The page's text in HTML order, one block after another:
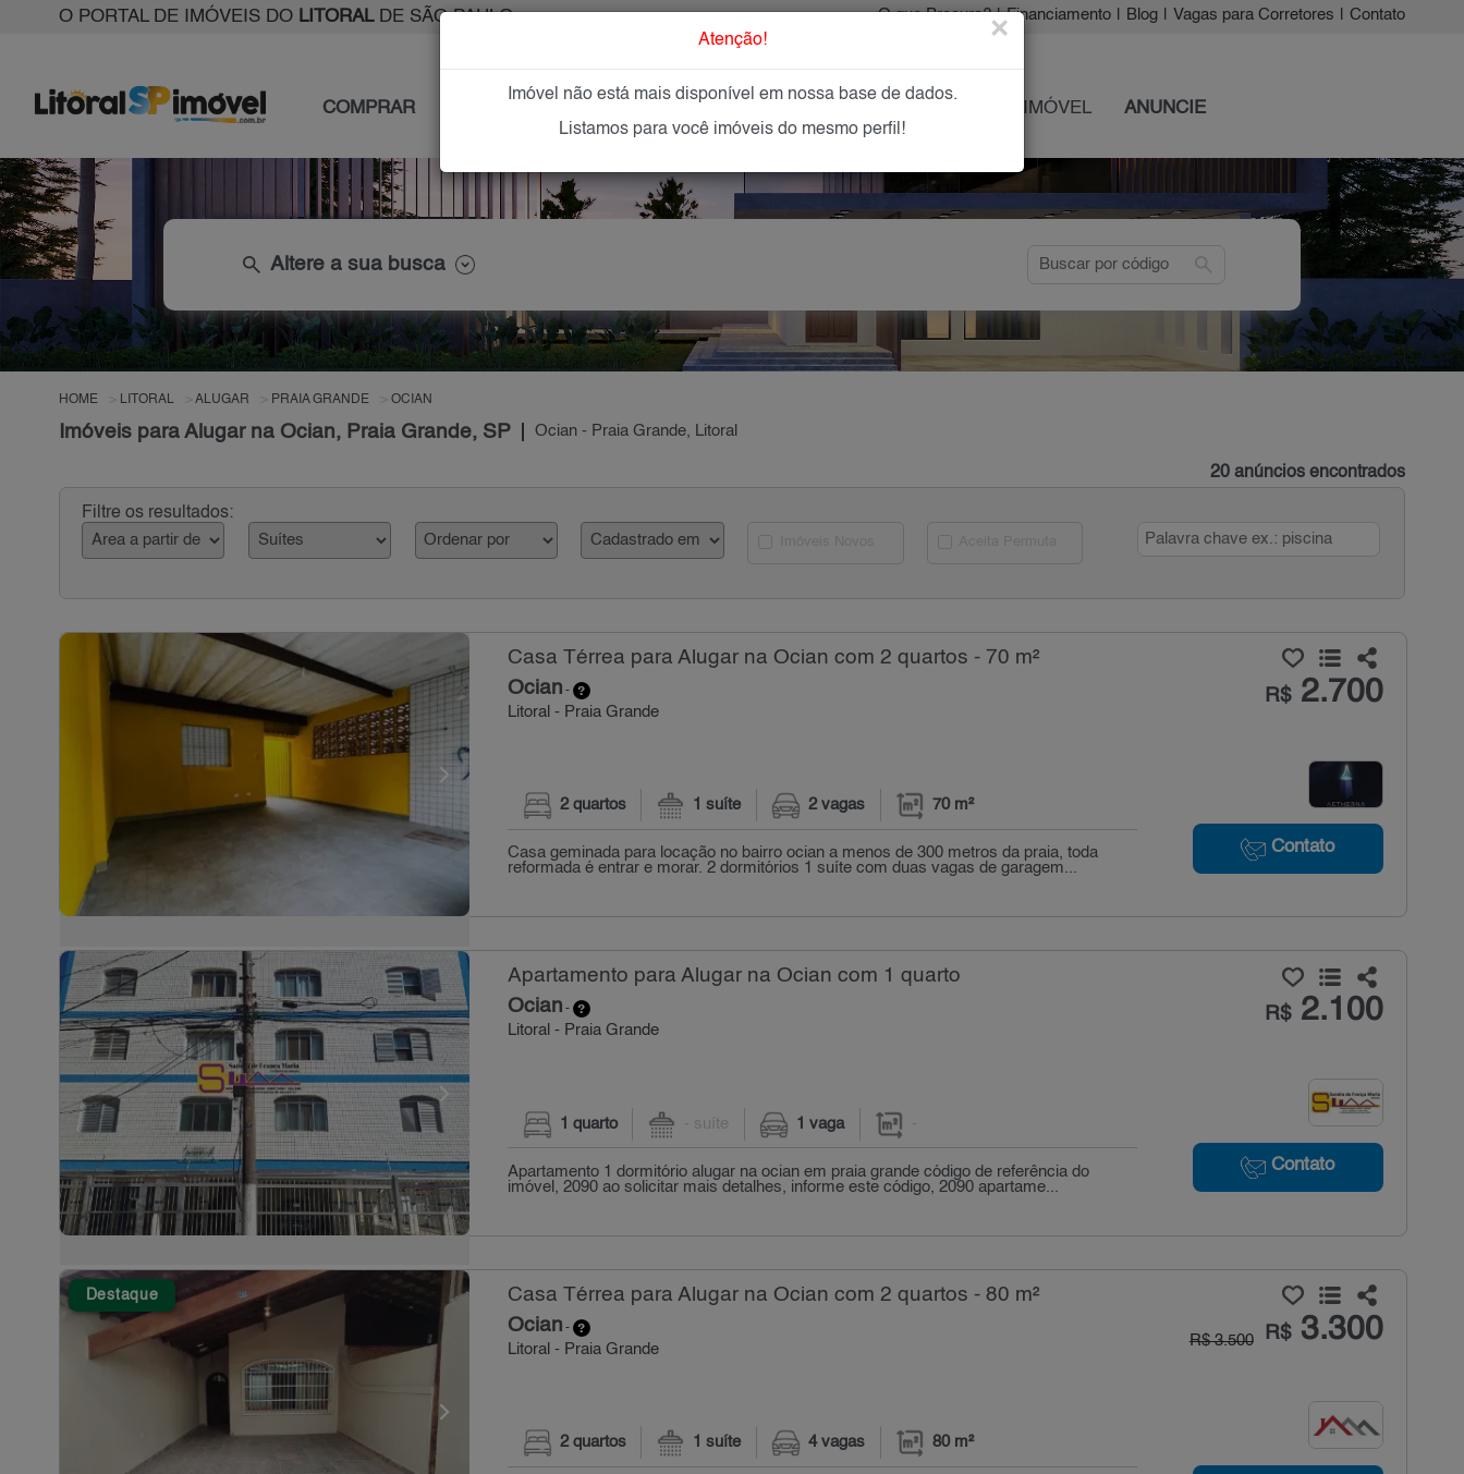
O PORTAL DE IMÓVEIS DO LITORALDE SÃO PAULO O que Procura? | Financiamento Blog Vagas para Corretores Contato
COMPRAR IMÓVEIS NOVOS OFEREÇA SEU IMÓVEL ANUNCIE
search Altere a sua busca search
HOME LITORAL ALUGAR PRAIA GRANDE OCIAN
Imóveis para Alugar na Ocian, Praia Grande, SP Ocian - Praia Grande, Litoral
20 anúncios encontrados
Filtre os resultados:
Casa Térrea para Alugar na Ocian com 2 quartos - 70 m²
Ocian -
Litoral - Praia Grande
R$2.700
Contato
2 quartos 1 suíte 2 vagas 70 m²
Casa geminada para locação no bairro ocian a menos de 300 metros da praia, toda
reformada é entrar e morar. 2 dormitórios 1 suíte com duas vagas de garagem...
Apartamento para Alugar na Ocian com 1 quarto
Ocian -
Litoral - Praia Grande
R$2.100
Contato
1 quarto - suíte 1 vaga -
Apartamento 1 dormitório alugar na ocian em praia grande código de referência do
imóvel, 2090 ao solicitar mais detalhes, informe este código, 2090 apartame...
Destaque Casa Térrea para Alugar na Ocian com 2 quartos - 80 m²
Ocian -
Litoral - Praia Grande
R$3.300
R$ 3.500
2 quartos 1 suíte 4 vagas 80 m²
Atenção! ×
Imóvel não está mais disponível em nossa base de dados.
Listamos para você imóveis do mesmo perfil!